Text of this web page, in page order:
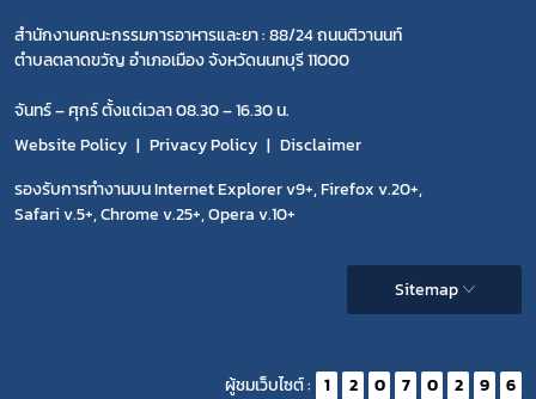
สำนักงานคณะกรรมการอาหารและยา : 88/24 ถนนติวานนท์
ตำบลตลาดขวัญ อำเภอเมือง จังหวัดนนทบุรี 11000
จันทร์ – ศุกร์ ตั้งแต่เวลา 08.30 – 16.30 น.
Website Policy
Privacy Policy
Disclaimer
รองรับการทำงานบน Internet Explorer v9+, Firefox v.20+,
Safari v.5+, Chrome v.25+, Opera v.10+
Sitemap
ผู้ชมเว็บไซต์ : 1 2 0 7 0 2 9 6